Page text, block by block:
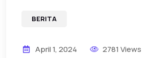
BERITA
April 1, 2024 2781 Views